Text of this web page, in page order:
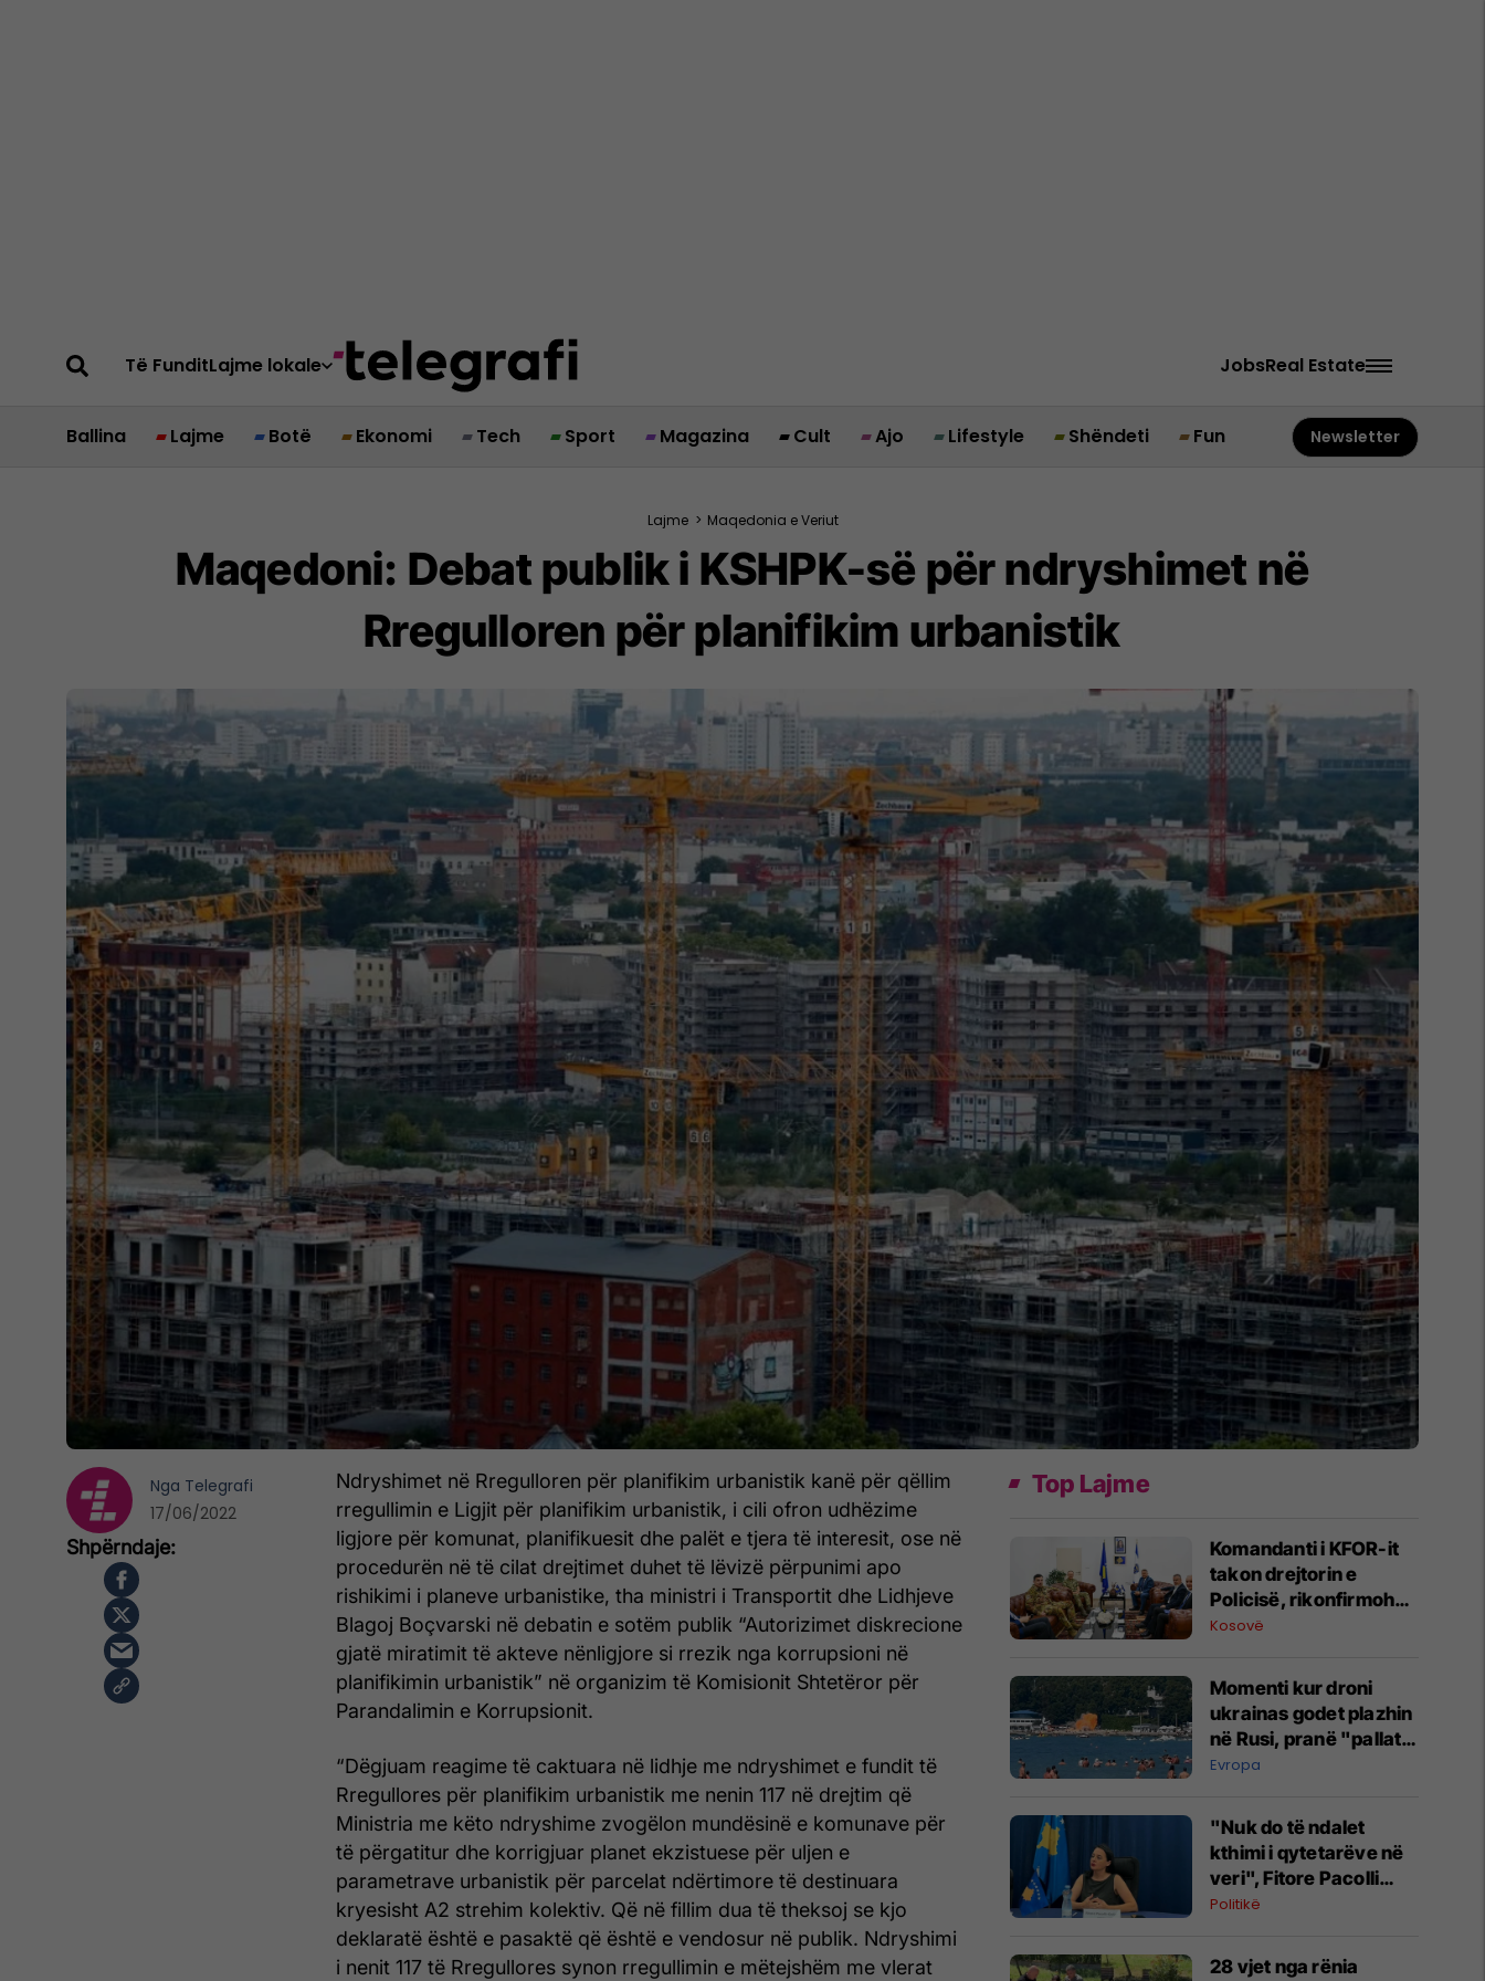
Të FunditLajme lokale JobsReal Estate
Ballina Lajme Botë Ekonomi Tech Sport Magazina Cult Ajo Lifestyle Shëndeti Fun Newsletter
Lajme > Maqedonia e Veriut
Maqedoni: Debat publik i KSHPK-së për ndryshimet në
Rregulloren për planifikim urbanistik
Ndryshimet në Rregulloren për planifikim urbanistik kanë për qëllim
rregullimin e Ligjit për planifikim urbanistik, i cili ofron udhëzime
ligjore për komunat, planifikuesit dhe palët e tjera të interesit, ose në
procedurën në të cilat drejtimet duhet të lëvizë përpunimi apo
rishikimi i planeve urbanistike, tha ministri i Transportit dhe Lidhjeve
Blagoj Boçvarski në debatin e sotëm publik “Autorizimet diskrecione
gjatë miratimit të akteve nënligjore si rrezik nga korrupsioni në
planifikimin urbanistik” në organizim të Komisionit Shtetëror për
Parandalimin e Korrupsionit.
“Dëgjuam reagime të caktuara në lidhje me ndryshimet e fundit të
Rregullores për planifikim urbanistik me nenin 117 në drejtim që
Ministria me këto ndryshime zvogëlon mundësinë e komunave për
të përgatitur dhe korrigjuar planet ekzistuese për uljen e
parametrave urbanistik për parcelat ndërtimore të destinuara
kryesisht A2 strehim kolektiv. Që në fillim dua të theksoj se kjo
deklaratë është e pasaktë që është e vendosur në publik. Ndryshimi
i nenit 117 të Rregullores synon rregullimin e mëtejshëm me vlerat
Nga Telegrafi
17/06/2022
Top Lajme
Komandanti i KFOR-it
takon drejtorin e
Policisë, rikonfirmohet
partneriteti për
Kosovë
Momenti kur droni
ukrainas godet plazhin
në Rusi, pranë "pallatit
të Putinit"
Evropa
"Nuk do të ndalet
kthimi i qytetarëve në
veri", Fitore Pacolli
dënon sulmin ndaj
Zveçan
Politikë
28 vjet nga rënia